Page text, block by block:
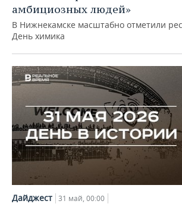
амбициозных людей»
В Нижнекамске масштабно отметили
День химика
Дайджест 31 май, 00:00